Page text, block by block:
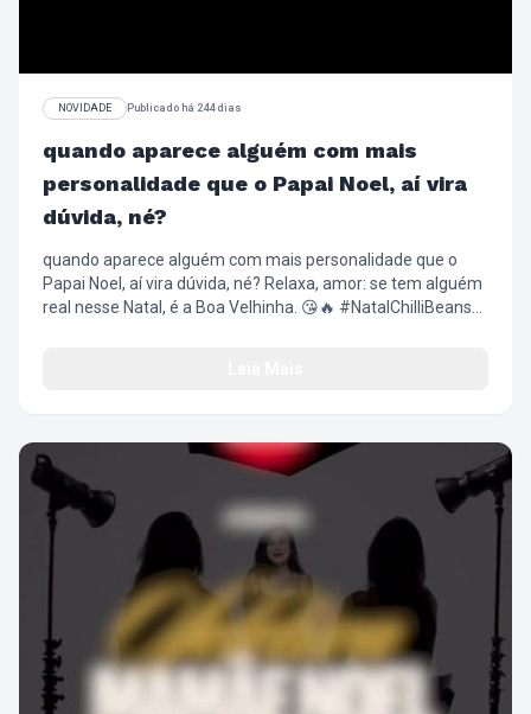
NOVIDADE Publicado há 244 dias
quando aparece alguém com mais
personalidade que o Papai Noel, aí vira
dúvida, né?
quando aparece alguém com mais personalidade que o
Papai Noel, aí vira dúvida, né? Relaxa, amor: se tem alguém
real nesse Natal, é a Boa Velhinha. 😘🔥 #NatalChilliBeans